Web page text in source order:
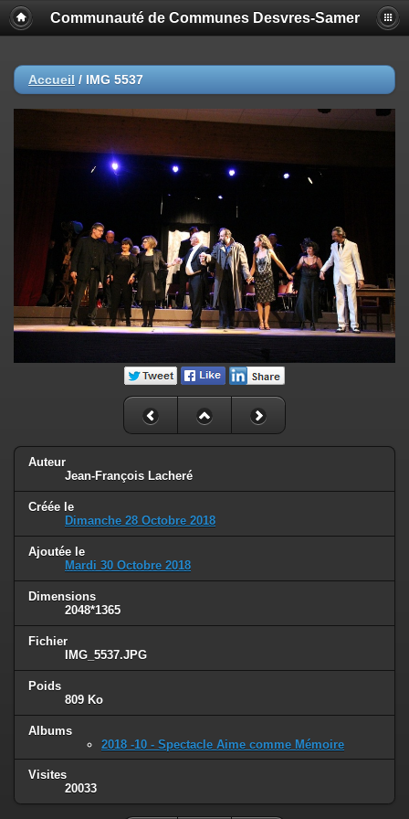
Communauté de Communes Desvres-Samer
Accueil / IMG 5537
Auteur
Jean-François Lacheré
Créée le
Dimanche 28 Octobre 2018
Ajoutée le
Mardi 30 Octobre 2018
Dimensions
2048*1365
Fichier
IMG_5537.JPG
Poids
809 Ko
Albums
2018 -10 - Spectacle Aime comme Mémoire
Visites
20033